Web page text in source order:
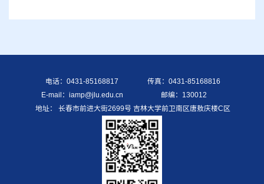
电话：0431-85168817
传真：0431-85168816
E-mail：iamp@jlu.edu.cn
邮编：130012
地址： 长春市前进大街2699号 吉林大学前卫南区唐敖庆楼C区